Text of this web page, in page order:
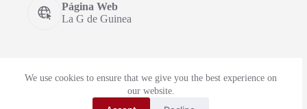
We use cookies to ensure that we give you the best experience on
our website.
Página Web
La G de Guinea
Visitas: 84696